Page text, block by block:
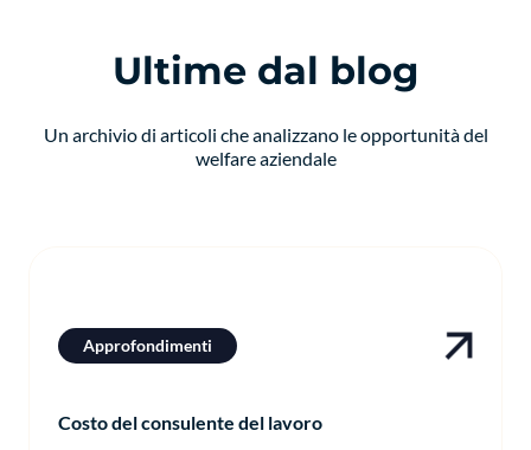
Ultime dal blog
Un archivio di articoli che analizzano le opportunità del
welfare aziendale
Approfondimenti
Costo del consulente del lavoro